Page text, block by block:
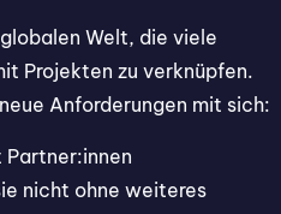
Welt, die viele
Projekten zu verknüpfen.
Anforderungen mit sich:
nicht ohne weiteres